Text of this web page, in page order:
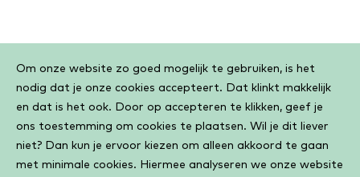
Cookiebar
Om onze website zo goed mogelijk te gebruiken, is het
nodig dat je onze cookies accepteert. Dat klinkt makkelijk
en dat is het ook. Door op accepteren te klikken, geef je
ons toestemming om cookies te plaatsen. Wil je dit liever
niet? Dan kun je ervoor kiezen om alleen akkoord te gaan
met minimale cookies. Hiermee analyseren we onze website